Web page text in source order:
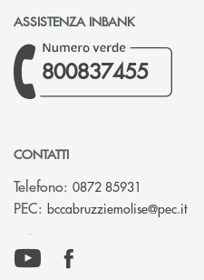
ASSISTENZA INBANK
800837455
CONTATTI
Telefono: 0872 85931
PEC: bccabruzziemolise@pec.it(si